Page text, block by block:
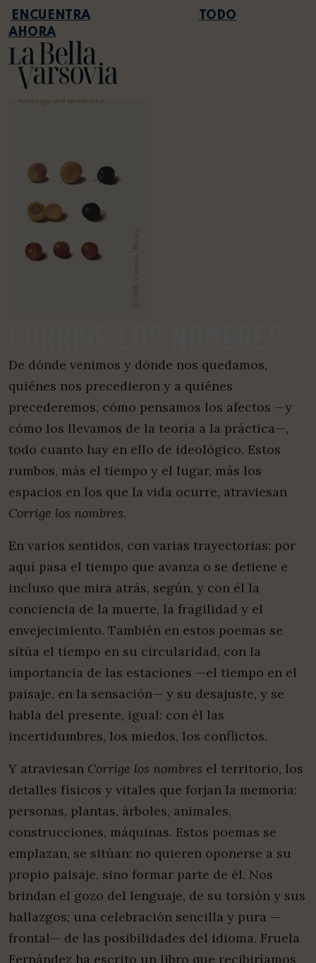
TODO
AHORA
De dónde venimos y dónde nos quedamos,
quiénes nos precedieron y a quiénes
precederemos, cómo pensamos los afectos —y
cómo los llevamos de la teoría a la práctica—,
todo cuanto hay en ello de ideológico. Estos
rumbos, más el tiempo y el lugar, más los
espacios en los que la vida ocurre, atraviesan
Corrige los nombres.
En varios sentidos, con varias trayectorias: por
aquí pasa el tiempo que avanza o se detiene e
incluso que mira atrás, según, y con él la
conciencia de la muerte, la fragilidad y el
envejecimiento. También en estos poemas se
sitúa el tiempo en su circularidad, con la
importancia de las estaciones —el tiempo en el
paisaje, en la sensación— y su desajuste, y se
habla del presente, igual: con él las
incertidumbres, los miedos, los conflictos.
Y atraviesan Corrige los nombres el territorio, los
detalles físicos y vitales que forjan la memoria:
personas, plantas, árboles, animales,
construcciones, máquinas. Estos poemas se
emplazan, se sitúan: no quieren oponerse a su
propio paisaje, sino formar parte de él. Nos
brindan el gozo del lenguaje, de su torsión y sus
hallazgos; una celebración sencilla y pura —
frontal— de las posibilidades del idioma. Fruela
Fernández ha escrito un libro que recibiríamos